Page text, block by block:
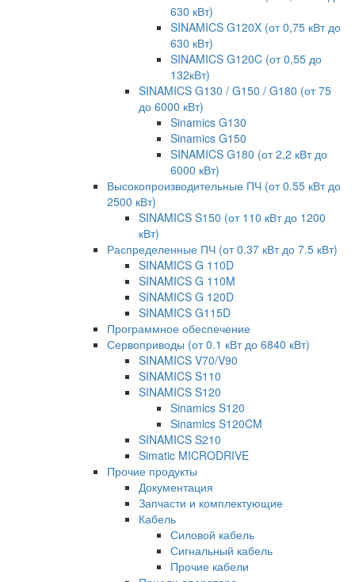
630 кВт)
SINAMICS G120X (от 0,75 кВт до
630 кВт)
SINAMICS G120C (от 0,55 до
132кВт)
SINAMICS G130 / G150 / G180 (от 75
до 6000 кВт)
Sinamics G130
Sinamics G150
SINAMICS G180 (от 2,2 кВт до
6000 кВт)
Высокопроизводительные ПЧ (от 0.55 кВт до
2500 кВт)
SINAMICS S150 (от 110 кВт до 1200
кВт)
Распределенные ПЧ (от 0.37 кВт до 7.5 кВт)
SINAMICS G 110D
SINAMICS G 110M
SINAMICS G 120D
SINAMICS G115D
Программное обеспечение
Сервоприводы (от 0.1 кВт до 6840 кВт)
SINAMICS V70/V90
SINAMICS S110
SINAMICS S120
Sinamics S120
Sinamics S120CM
SINAMICS S210
Simatic MICRODRIVE
Прочие продукты
Документация
Запчасти и комплектующие
Кабель
Силовой кабель
Сигнальный кабель
Прочие кабели